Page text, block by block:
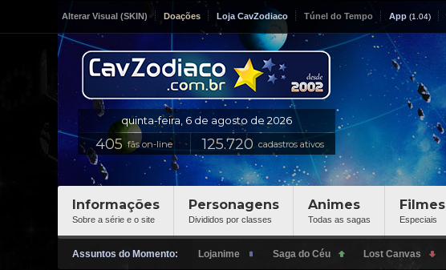
Alterar Visual (SKIN) Doações Loja CavZodiaco Túnel do Tempo App
fãs on-line cadastros ativos
Informações
Sobre a série e o site
Personagens
Divididos por classes
Animes
Todas as sagas
Filmes
Especiais
Assuntos do Momento: